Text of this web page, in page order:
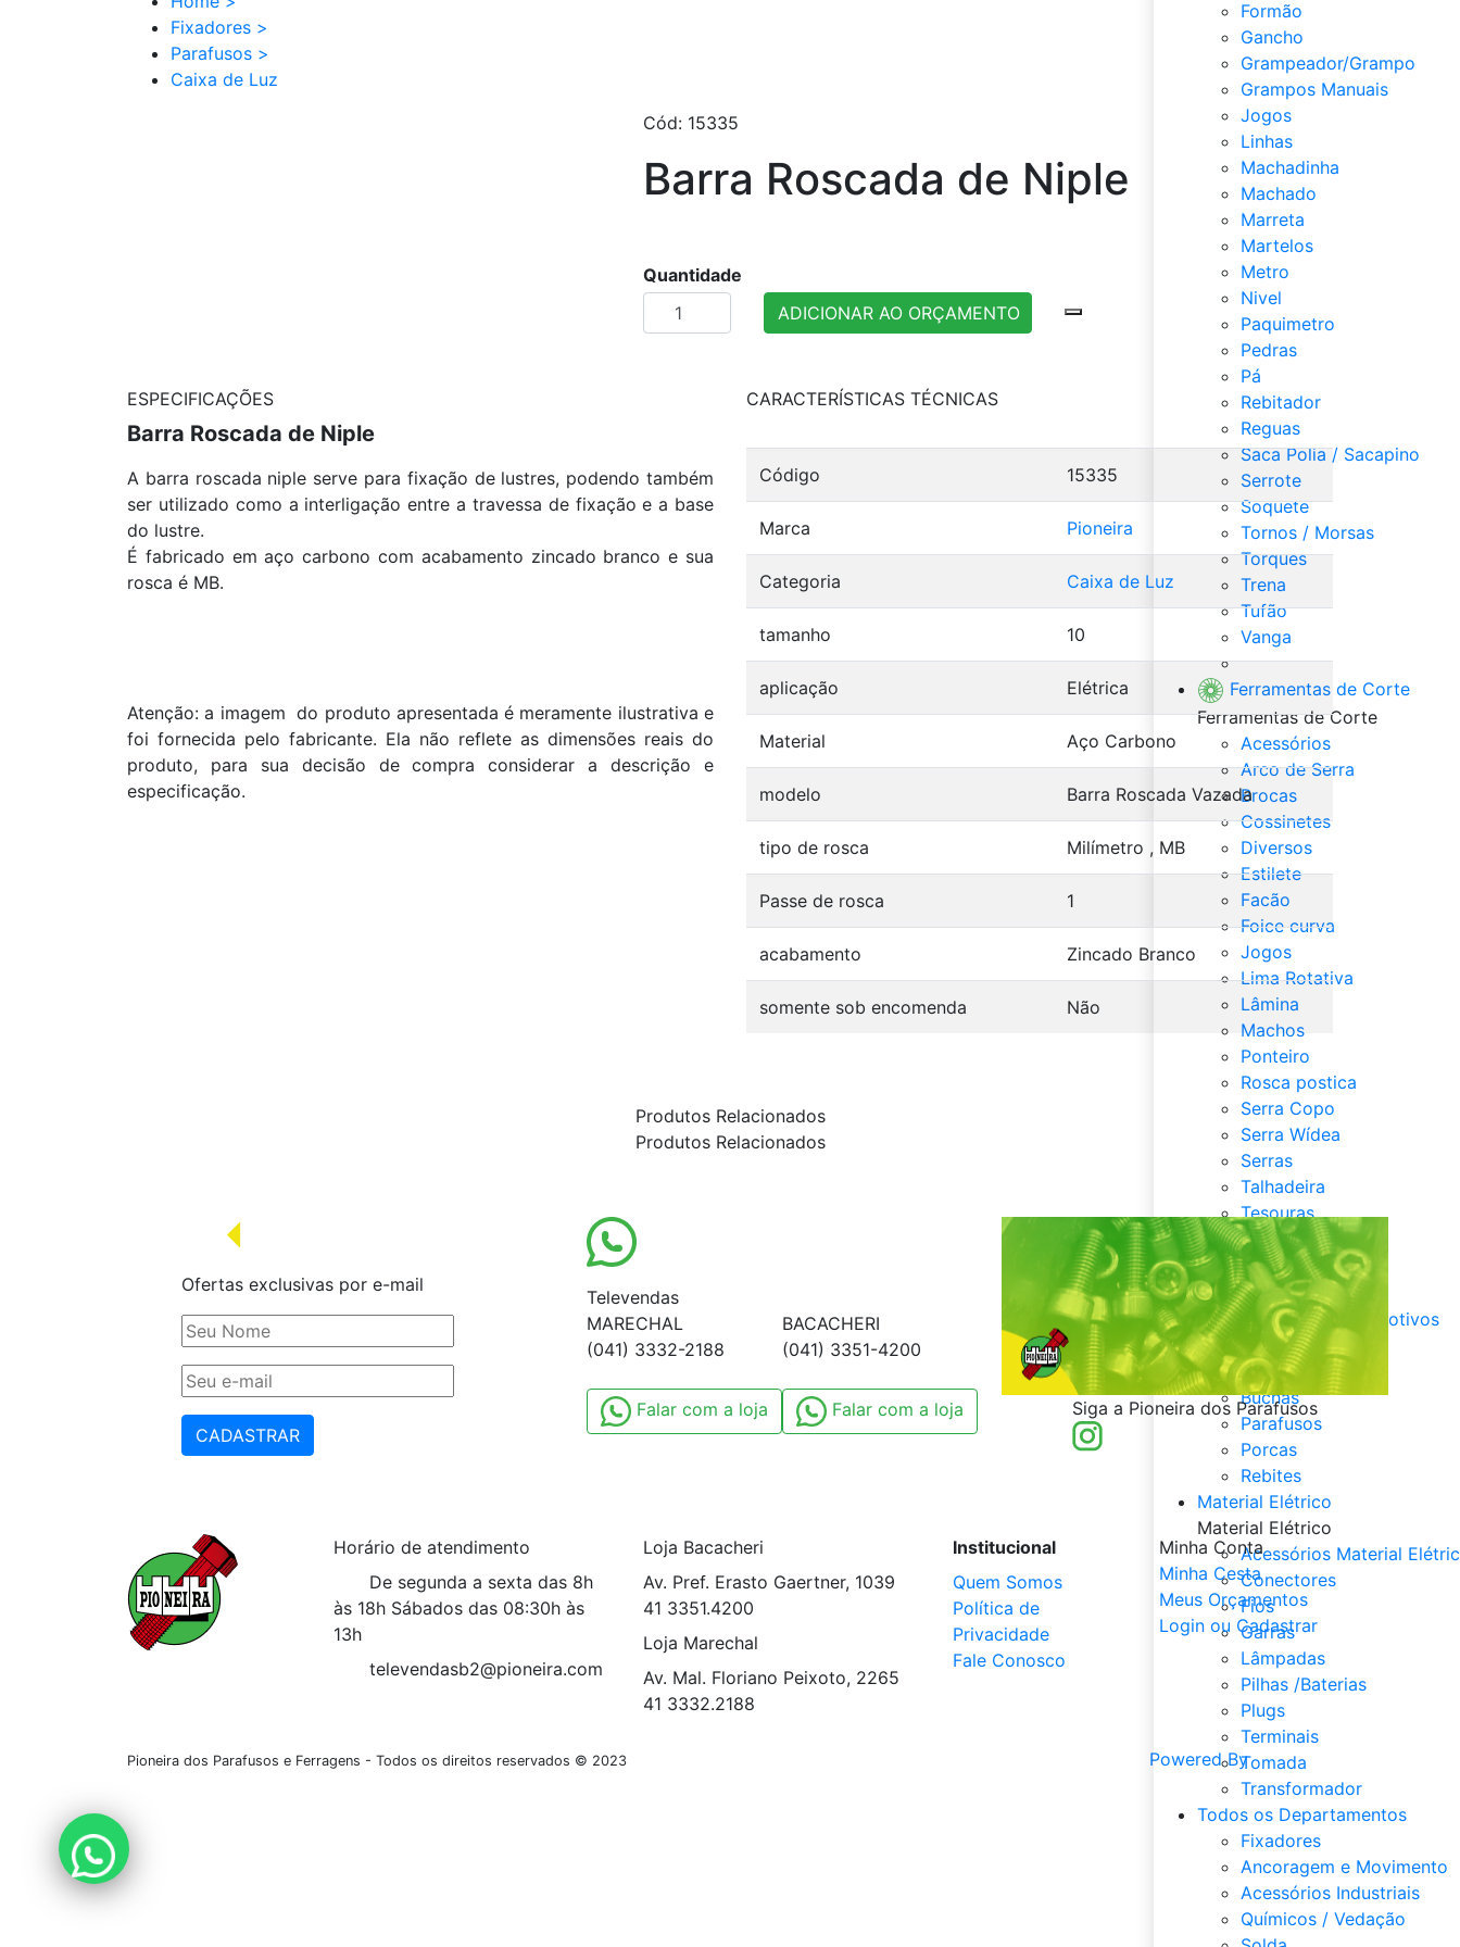
Formão
Gancho
Grampeador/Grampo
Grampos Manuais
Jogos
Linhas
Machadinha
Machado
Marreta
Martelos
Metro
Nivel
Paquimetro
Pedras
Pá
Rebitador
Reguas
Saca Polia / Sacapino
Serrote
Soquete
Tornos / Morsas
Torques
Trena
Tufão
Vanga
Veja Tudo de Ferramentas
Ferramentas de Corte
Ferramentas de Corte
Acessórios
Arco de Serra
Brocas
Cossinetes
Diversos
Estilete
Facão
Foice curva
Jogos
Lima Rotativa
Lâmina
Machos
Ponteiro
Rosca postica
Serra Copo
Serra Wídea
Serras
Talhadeira
Tesouras
Fixadores
Fixadores
Abraçadeiras
Acessórios automotivos
Arruelas
Barras
Buchas
Parafusos
Porcas
Rebites
Material Elétrico
Material Elétrico
Acessórios Material
Conectores
Fios
Garras
Lâmpadas
Pilhas /Baterias
Plugs
Terminais
Tomada
Transformador
Todos os Departamentos
Fixadores
Ancoragem e Movimento
Acessórios Industriais
Químicos / Vedação
Fixadores >
Parafusos >
Caixa de Luz
Cód: 15335
Barra Roscada de Niple
Quantidade
ADICIONAR AO ORÇAMENTO
ESPECIFICAÇÕES
Barra Roscada de Niple
A barra roscada niple serve para fixação de lustres, podendo também
ser utilizado como a interligação entre a travessa de fixação e a base
do lustre.
É fabricado em aço carbono com acabamento zincado branco e sua
rosca é MB.
Atenção: a imagem do produto apresentada é meramente ilustrativa e
foi fornecida pelo fabricante. Ela não reflete as dimensões reais do
produto, para sua decisão de compra considerar a descrição e
especificação.
CARACTERÍSTICAS TÉCNICAS
Código 15335
Marca Pioneira
Categoria Caixa de Luz
tamanho 10
aplicação Elétrica
Material Aço Carbono
modelo Barra Roscada Vazada
tipo de rosca Milímetro , MB
Passe de rosca 1
acabamento Zincado Branco
somente sob encomenda Não
Produtos Relacionados
Produtos Relacionados
Ofertas exclusivas por e-mail
CADASTRAR
Televendas
MARECHAL
(041) 3332-2188
Falar com a loja
BACACHERI
(041) 3351-4200
Falar com a loja Siga a Pioneira dos Parafusos
Horário de atendimento
De segunda a sexta das 8h
às 18h Sábados das 08:30h às
13h
televendasb2@pioneira.com
Loja Bacacheri
Av. Pref. Erasto Gaertner, 1039
41 3351.4200
Loja Marechal
Av. Mal. Floriano Peixoto, 2265
41 3332.2188
Institucional
Quem Somos
Política de
Privacidade
Fale Conosco
Minha Conta
Minha Cesta
Meus Orçamentos
Login ou Cadastrar
Pioneira dos Parafusos e Ferragens - Todos os direitos reservados © 2023 Powered By